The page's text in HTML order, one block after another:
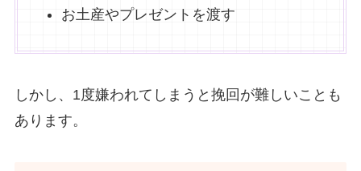
お土産やプレゼントを渡す
しかし、1度嫌われてしまうと挽回が難しいことも
あります。